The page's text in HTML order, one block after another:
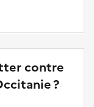
contre
?